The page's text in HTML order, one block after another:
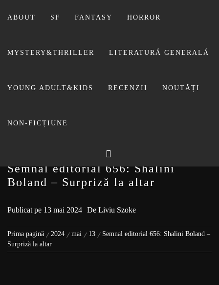
ABOUT SF FANTASY HORROR
MYSTERY&THRILLER LITERATURĂ GENERALĂ
YOUNG ADULT&KIDS RECENZII NOUTĂȚI
NON-FICȚIUNE
BIBLIOTECA LUI
Semnal editorial 656: Shalini
Boland – Surpriză la altar
Publicat pe 13 mai 2024 De Liviu Szoke
Prima pagină 2024 mai 13
Semnal editorial 656: Shalini Boland –
Surpriză la altar